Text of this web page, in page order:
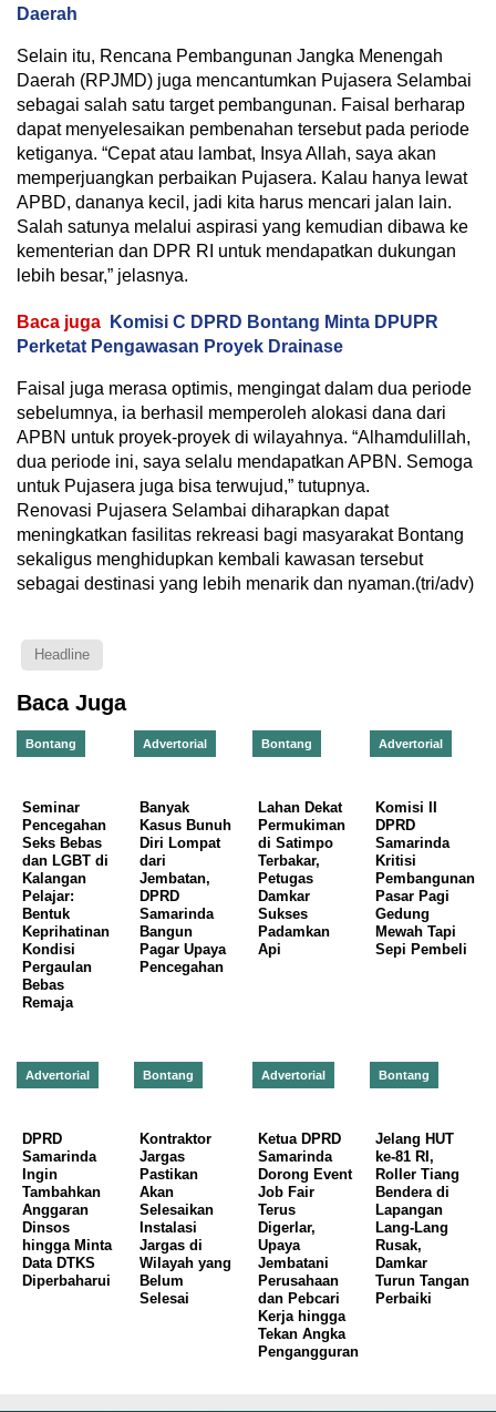
Daerah
Selain itu, Rencana Pembangunan Jangka Menengah
Daerah (RPJMD) juga mencantumkan Pujasera Selambai
sebagai salah satu target pembangunan. Faisal berharap
dapat menyelesaikan pembenahan tersebut pada periode
ketiganya. “Cepat atau lambat, Insya Allah, saya akan
memperjuangkan perbaikan Pujasera. Kalau hanya lewat
APBD, dananya kecil, jadi kita harus mencari jalan lain.
Salah satunya melalui aspirasi yang kemudian dibawa ke
kementerian dan DPR RI untuk mendapatkan dukungan
lebih besar,” jelasnya.
Baca juga
Komisi C DPRD Bontang Minta DPUPR
Perketat Pengawasan Proyek Drainase
Faisal juga merasa optimis, mengingat dalam dua periode
sebelumnya, ia berhasil memperoleh alokasi dana dari
APBN untuk proyek-proyek di wilayahnya. “Alhamdulillah,
dua periode ini, saya selalu mendapatkan APBN. Semoga
untuk Pujasera juga bisa terwujud,” tutupnya.
Renovasi Pujasera Selambai diharapkan dapat
meningkatkan fasilitas rekreasi bagi masyarakat Bontang
sekaligus menghidupkan kembali kawasan tersebut
sebagai destinasi yang lebih menarik dan nyaman.(tri/adv)
Headline
Baca Juga
Bontang
Seminar
Pencegahan
Seks Bebas
dan LGBT di
Kalangan
Pelajar:
Bentuk
Keprihatinan
Kondisi
Pergaulan
Bebas
Remaja
Advertorial
Banyak
Kasus Bunuh
Diri Lompat
dari
Jembatan,
DPRD
Samarinda
Bangun
Pagar Upaya
Pencegahan
Bontang
Lahan Dekat
Permukiman
di Satimpo
Terbakar,
Petugas
Damkar
Sukses
Padamkan
Api
Advertorial
Komisi II
DPRD
Samarinda
Kritisi
Pembangunan
Pasar Pagi
Gedung
Mewah Tapi
Sepi Pembeli
Advertorial
DPRD
Samarinda
Ingin
Tambahkan
Anggaran
Dinsos
hingga Minta
Data DTKS
Diperbaharui
Bontang
Kontraktor
Jargas
Pastikan
Akan
Selesaikan
Instalasi
Jargas di
Wilayah yang
Belum
Selesai
Advertorial
Ketua DPRD
Samarinda
Dorong Event
Job Fair
Terus
Digerlar,
Upaya
Jembatani
Perusahaan
dan Pebcari
Kerja hingga
Tekan Angka
Pengangguran
Bontang
Jelang HUT
ke-81 RI,
Roller Tiang
Bendera di
Lapangan
Lang-Lang
Rusak,
Damkar
Turun Tangan
Perbaiki